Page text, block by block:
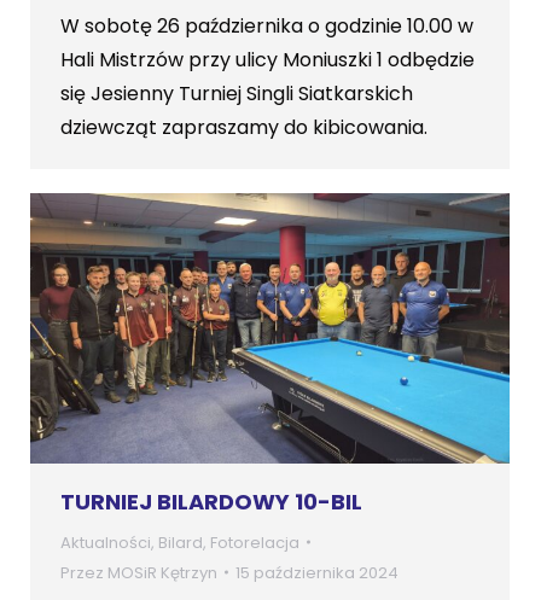
W sobotę 26 października o godzinie 10.00 w
Hali Mistrzów przy ulicy Moniuszki 1 odbędzie
się Jesienny Turniej Singli Siatkarskich
dziewcząt zapraszamy do kibicowania.
TURNIEJ BILARDOWY 10-BIL
Aktualności, Bilard, Fotorelacja
Przez MOSiR Kętrzyn 15 października 2024